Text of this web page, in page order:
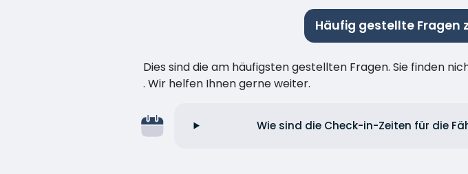
Häufig gestellte Fragen
Dies sind die am häufigsten gestellten Fragen. Sie finden
. Wir helfen Ihnen gerne weiter.
Wie sind die Check-in-Zeiten für die